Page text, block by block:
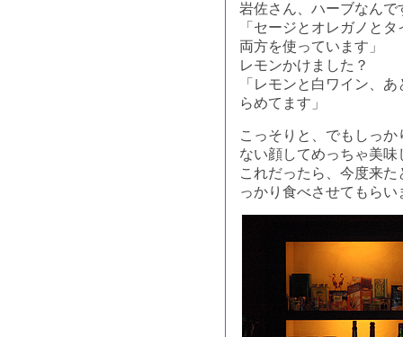
岩佐さん、ハーブなんで
「セージとオレガノと
両方を使っています」
レモンかけました？
「レモンと白ワイン、
らめてます」
こっそりと、でもしっ
ない顔してめっちゃ美
これだったら、今度来
っかり食べさせてもらい